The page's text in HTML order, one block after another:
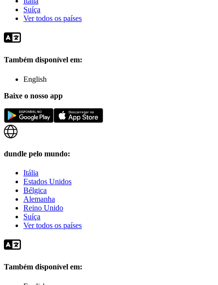
Suíça
Ver todos os países
Também disponível em:
English
Baixe o nosso app
dundle pelo mundo:
Itália
Estados Unidos
Bélgica
Alemanha
Reino Unido
Suíça
Ver todos os países
Também disponível em: